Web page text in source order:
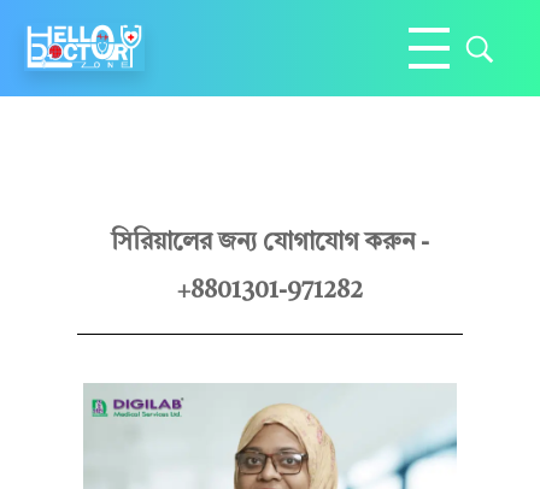
শা
য়
লা
সিরিয়ালের জন্য যোগাযোগ করুন -
+8801301-971282